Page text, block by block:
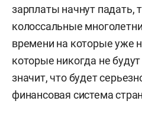
зарплаты начнут падать,
колоссальные
времени на которые уже
которые никогда не
значит, что будет
финансовая система